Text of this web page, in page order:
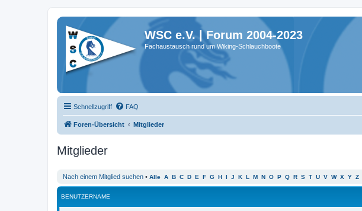
WSC e.V. | Forum 2004-2023
Fachaustausch rund um Wiking-Schlauchboote
Schnellzugriff FAQ
Foren-Übersicht Mitglieder
Mitglieder
Nach einem Mitglied suchen • Alle A B C D E F G H I J K L M N O P Q R S T U V W X Y Z
BENUTZERNAME